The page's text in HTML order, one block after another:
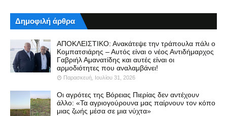
Δημοφιλή άρθρα
ΑΠΟΚΛΕΙΣΤΙΚΟ: Ανακάτεψε την τράπουλα πάλι ο
Κομπατσιάρης – Αυτός είναι ο νέος Αντιδήμαρχος
Γαβριήλ Αμανατίδης και αυτές είναι οι
αρμοδιότητες που αναλαμβάνει!
Παρασκευή, Ιουλίου 31, 2026
Οι αγρότες της Βόρειας Πιερίας δεν αντέχουν
άλλο: «Τα αγριογούρουνα μας παίρνουν τον κόπο
μιας ζωής μέσα σε μια νύχτα»